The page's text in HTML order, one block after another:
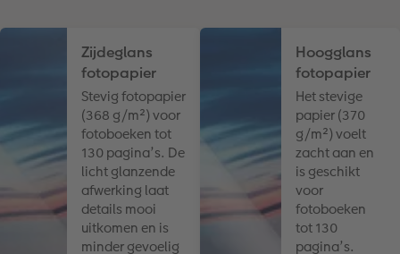
Zijdeglans
fotopapier
Stevig fotopapier
(368 g/m²) voor
fotoboeken tot
130 pagina’s. De
licht glanzende
afwerking laat
details mooi
uitkomen en is
minder gevoelig
Hoogglans
fotopapier
Het stevige
papier (370
g/m²) voelt
zacht aan en
is geschikt
voor
fotoboeken
tot 130
pagina’s.